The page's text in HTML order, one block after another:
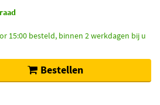
15:00 besteld, binnen 2 werkdagen bij u
Bestellen